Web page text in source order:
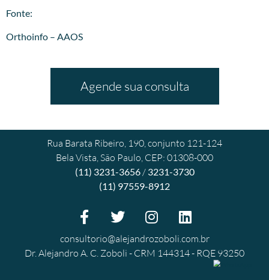
Fonte:
Orthoinfo – AAOS
Agende sua consulta
Rua Barata Ribeiro, 190, conjunto 121-124
Bela Vista, São Paulo, CEP: 01308-000
(11) 3231-3656/ 3231-3730
(11) 97559-8912
consultorio@alejandrozoboli.com.br
Dr. Alejandro A. C. Zoboli - CRM 144314 - RQE 93250